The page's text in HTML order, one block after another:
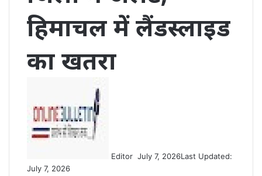
हिमाचल में लैंडस्लाइड
का खतरा
Editor July 7, 2026Last Updated:
July 7, 2026